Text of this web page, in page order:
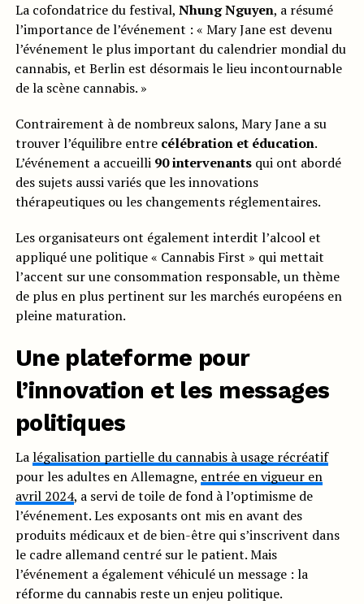
La cofondatrice du festival, Nhung Nguyen, a résumé
l’importance de l’événement : « Mary Jane est devenu
l’événement le plus important du calendrier mondial du
cannabis, et Berlin est désormais le lieu incontournable
de la scène cannabis. »
Contrairement à de nombreux salons, Mary Jane a su
trouver l’équilibre entre célébration et éducation.
L’événement a accueilli 90 intervenantsqui ont abordé
des sujets aussi variés que les innovations
thérapeutiques ou les changements réglementaires.
Les organisateurs ont également interdit l’alcool et
appliqué une politique « Cannabis First » qui mettait
l’accent sur une consommation responsable, un thème
de plus en plus pertinent sur les marchés européens en
pleine maturation.
Une plateforme pour
l’innovation et les messages
politiques
Lalégalisation partielle du cannabis à usage récréatif
pour les adultes en Allemagne, entrée en vigueur en
avril 2024, a servi de toile de fond à l’optimisme de
l’événement. Les exposants ont mis en avant des
produits médicaux et de bien-être qui s’inscrivent dans
le cadre allemand centré sur le patient. Mais
l’événement a également véhiculé un message : la
réforme du cannabis reste un enjeu politique.